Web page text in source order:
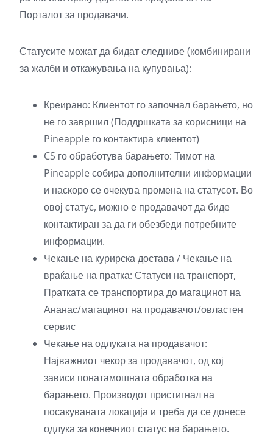
Порталот за продавачи.
Статусите можат да бидат следниве (комбинирани
за жалби и откажувања на купувања):
Креирано: Клиентот го започнал барањето, но
не го завршил (Поддршката за корисници на
Pineapple го контактира клиентот)
CS го обработува барањето: Тимот на
Pineapple собира дополнителни информации
и наскоро се очекува промена на статусот. Во
овој статус, можно е продавачот да биде
контактиран за да ги обезбеди потребните
информации.
Чекање на курирска достава / Чекање на
враќање на пратка: Статуси на транспорт,
Пратката се транспортира до магацинот на
Ананас/магацинот на продавачот/овластен
сервис
Чекање на одлуката на продавачот:
Најважниот чекор за продавачот, од кој
зависи понатамошната обработка на
барањето. Производот пристигнал на
посакуваната локација и треба да се донесе
одлука за конечниот статус на барањето.